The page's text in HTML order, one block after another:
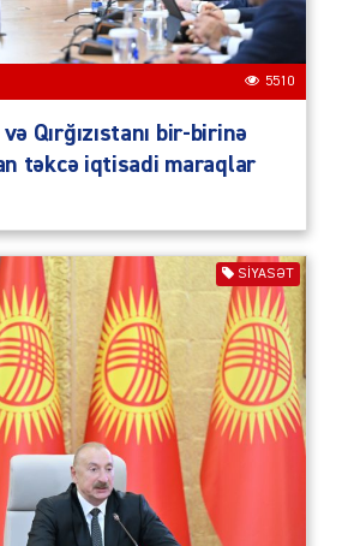
5510
Qırğızıstanı bir-birinə
təkcə iqtisadi maraqlar
SIYASƏT